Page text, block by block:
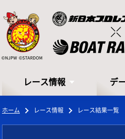
レース情報 デ
ホーム レース情報 レース結果一覧